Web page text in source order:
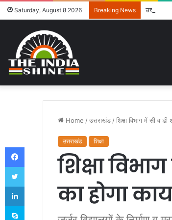
Saturday, August 8 2026 Breaking News उत्तराखंड
Home /उत्तराखंड /शिक्षा विभाग में सी व डी
उत्तराखंड शिक्षा
शिक्षा
का होगा